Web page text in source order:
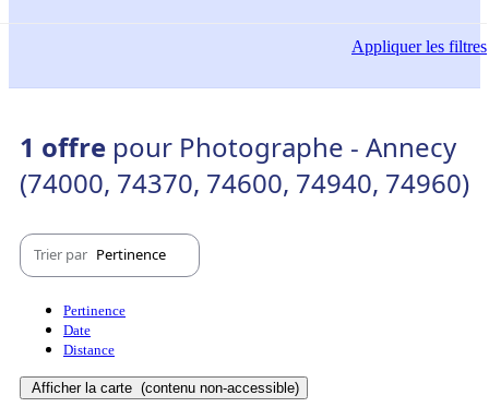
Appliquerles filtres
1 offre pour Photographe - Annecy
(74000, 74370, 74600, 74940, 74960)
Trier par Pertinence
Pertinence
Date
Distance
Afficher la carte (contenu non-accessible)